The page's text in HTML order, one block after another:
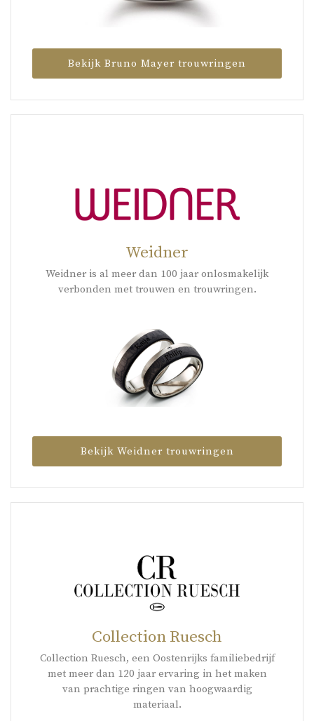
Bekijk Bruno Mayer trouwringen
Weidner
Weidner is al meer dan 100 jaar onlosmakelijk
verbonden met trouwen en trouwringen.
Bekijk Weidner trouwringen
Collection Ruesch
Collection Ruesch, een Oostenrijks familiebedrijf
met meer dan 120 jaar ervaring in het maken
van prachtige ringen van hoogwaardig
materiaal.